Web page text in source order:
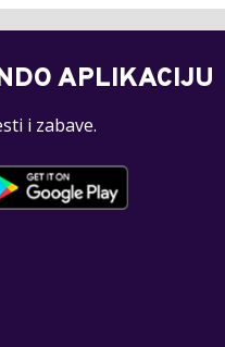
APLIKACIJU
i zabave.